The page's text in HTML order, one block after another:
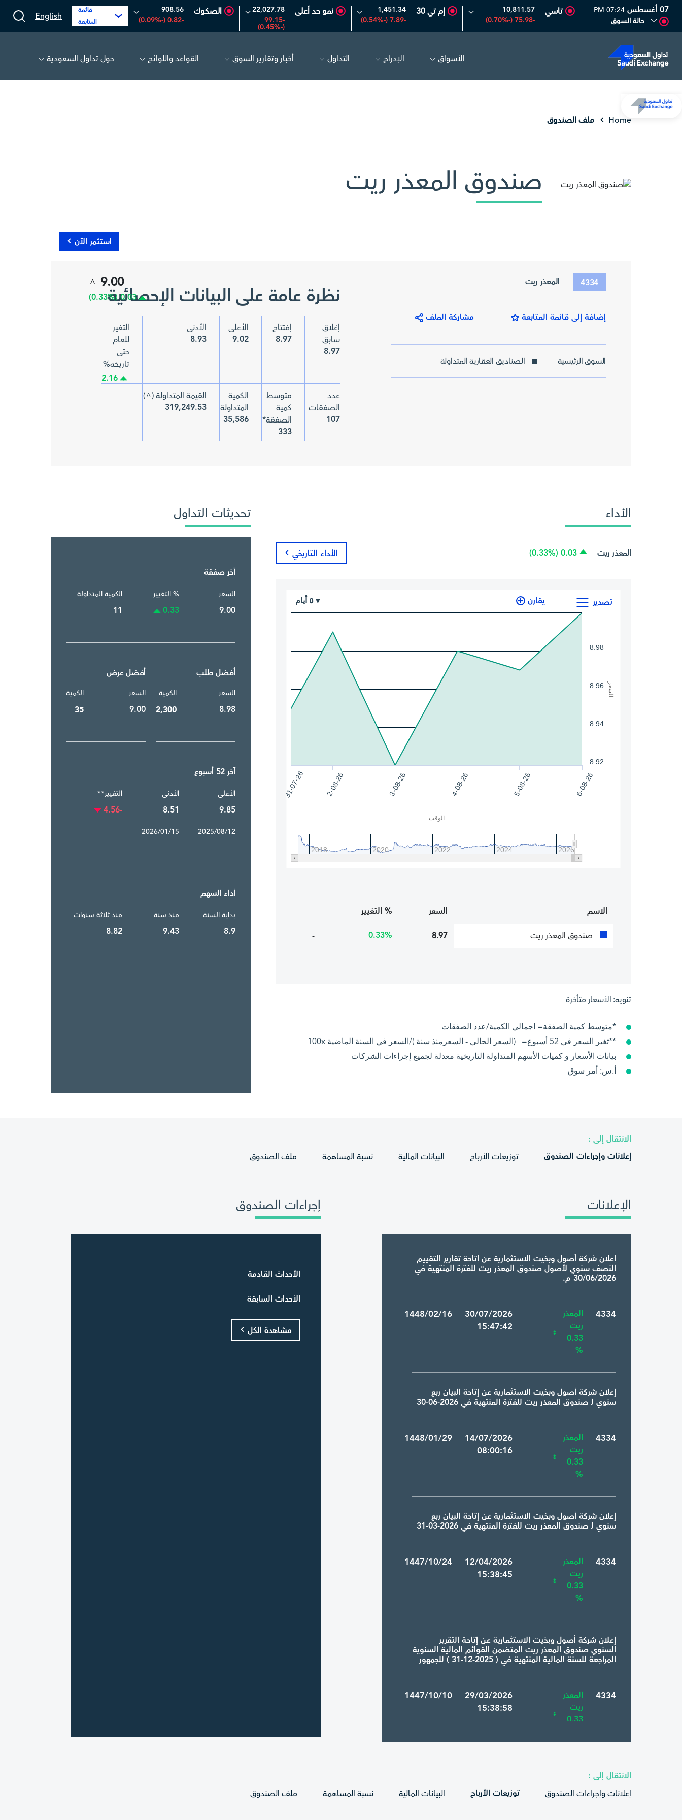
أديس 17.69
07 أغسطس
07:24 PM
حالة السوق
تاسي
10,811.57
-75.98 (-0.70%)
إم تي 30
1,451.34
-7.89 (-0.54%)
نمو حد أعلى
22,027.78
-99.15
(-0.45%)
الصكوك
908.56
-0.82 (-0.09%)
قائمة
المتابعة
English
الأسواق الإدراج التداول أخبار وتقارير السوق القواعد واللوائح حول تداول السعودية
Home ملف الصندوق
صندوق المعذر ريت
استثمر الآن
4334 المعذر ريت
إضافة إلى قائمة المتابعة مشاركة الملف
السوق الرئيسية الصناديق العقارية المتداولة
نظرة عامة على البيانات الإحصائية
إغلاق
سابق
8.97
إفتتاح
8.97
الأعلى
9.02
الأدنى
8.93
التغير
للعام
حتى
تاريخه%
2.16
عدد
الصفقات
107
متوسط
كمية
الصفقة*
333
الكمية
المتداولة
35,586
القيمة المتداولة (^
)
319,249.53
9.00
^
0.03 (0.33%)
الأداء
المعذر ريت 0.03 (0.33%) الأداء التاريخي
يقارن
الوقت
السعر
تصدير
31-07-26 2-08-26 3-08-26 4-08-26 5-08-26 6-08-26
2018 2020 2022 2024 2026
8.92
8.94
8.96
8.98
٥ أيام ▾
الاسم السعر % التغيير
صندوق المعذر ريت 8.97
0.33%
-
تنويه: الأسعار متأخرة
*متوسط كمية الصفقة= اجمالي الكمية/عدد الصفقات
**تغير السعر في 52 أسبوع= (السعر الحالي - السعرمنذ سنة )/السعر في السنة الماضية 100x
بيانات الأسعار و كميات الأسهم المتداولة التاريخية معدلة لجميع إجراءات الشركات
أ.س: أمر سوق
تحديثات التداول
آخر صفقة
السعر
9.00
% التغيير
0.33
الكمية المتداولة
11
أفضل طلب
السعر
8.98
الكمية
2,300
أفضل عرض
السعر
9.00
الكمية
35
آخر 52 أسبوع
الأعلى
9.85
2025/08/12
الأدنى
8.51
2026/01/15
التغيير**
-4.56
أداء السهم
بداية السنة
8.9
منذ سنة
9.43
منذ ثلاثة سنوات
8.82
الانتقال إلى :
إعلانات وإجراءات الصندوق
توزيعات الأرباح البيانات المالية نسبة المساهمة ملف الصندوق
الإعلانات
إعلان شركة أصول وبخيت الاستثمارية عن إتاحة تقارير التقييم
النصف سنوي لأصول صندوق المعذر ريت للفترة المنتهية في
30/06/2026 م.
4334
المعذر
ريت
0.33
%
1448/02/16 30/07/2026
15:47:42
إعلان شركة أصول وبخيت الاستثمارية عن إتاحة البيان ربع
سنوي لـ صندوق المعذر ريت للفترة المنتهية في 2026-06-30
4334
المعذر
ريت
0.33
%
1448/01/29 14/07/2026
08:00:16
إعلان شركة أصول وبخيت الاستثمارية عن إتاحة البيان ربع
سنوي لـ صندوق المعذر ريت للفترة المنتهية في 2026-03-31
4334
المعذر
ريت
0.33
%
1447/10/24 12/04/2026
15:38:45
إعـلان شركة أصول وبخيت الاستثمارية عـن إتاحـة التقريـر
السنوي صندوق المعذر ريت المتضمن القوائم المالية السنوية
المراجعة للسنة المالية المنتهية في ( 2025-12-31 ) للجمهور
4334
المعذر
ريت
0.33
1447/10/10 29/03/2026
15:38:58
إعلان شركة أصول وبخيت الاستثمارية عن إتاحة تقارير التقييم
النصف سنوي لأصول صندوق المعذر ريت للفترة المنتهية في
31/12/2025 م.
إجراءات الصندوق
الأحداث القادمة
الأحداث السابقة
مشاهدة الكل
الانتقال إلى :
إعلانات وإجراءات الصندوق توزيعات الأرباح البيانات المالية نسبة المساهمة ملف الصندوق